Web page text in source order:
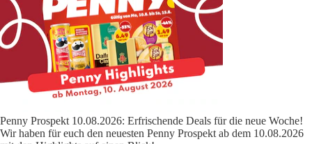
Penny Prospekt 10.08.2026: Erfrischende Deals für die neue Woche!
Wir haben für euch den neuesten Penny Prospekt ab dem 10.08.2026